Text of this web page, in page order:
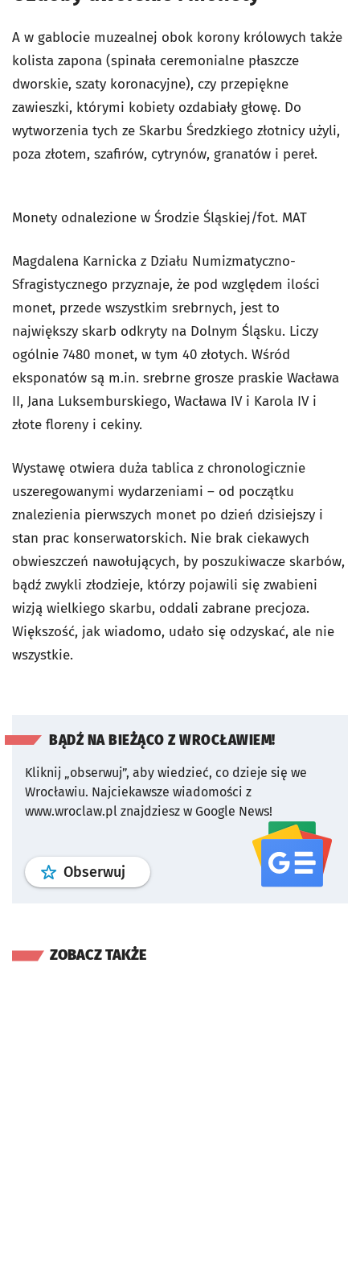
A w gablocie muzealnej obok korony królowych także
kolista zapona (spinała ceremonialne płaszcze
dworskie, szaty koronacyjne), czy przepiękne
zawieszki, którymi kobiety ozdabiały głowę. Do
wytworzenia tych ze Skarbu Średzkiego złotnicy użyli,
poza złotem, szafirów, cytrynów, granatów i pereł.
Monety odnalezione w Środzie Śląskiej/fot. MAT
Magdalena Karnicka z Działu Numizmatyczno-
Sfragistycznego przyznaje, że pod względem ilości
monet, przede wszystkim srebrnych, jest to
największy skarb odkryty na Dolnym Śląsku. Liczy
ogólnie 7480 monet, w tym 40 złotych. Wśród
eksponatów są m.in. srebrne grosze praskie Wacława
II, Jana Luksemburskiego, Wacława IV i Karola IV i
złote floreny i cekiny.
Wystawę otwiera duża tablica z chronologicznie
uszeregowanymi wydarzeniami – od początku
znalezienia pierwszych monet po dzień dzisiejszy i
stan prac konserwatorskich. Nie brak ciekawych
obwieszczeń nawołujących, by poszukiwacze skarbów,
bądź zwykli złodzieje, którzy pojawili się zwabieni
wizją wielkiego skarbu, oddali zabrane precjoza.
Większość, jak wiadomo, udało się odzyskać, ale nie
wszystkie.
BĄDŹ NA BIEŻĄCO Z WROCŁAWIEM!
Kliknij „obserwuj”, aby wiedzieć, co dzieje się we
Wrocławiu. Najciekawsze wiadomości z
www.wroclaw.pl znajdziesz w Google News!
Obserwuj profil serwisu
ZOBACZ TAKŻE